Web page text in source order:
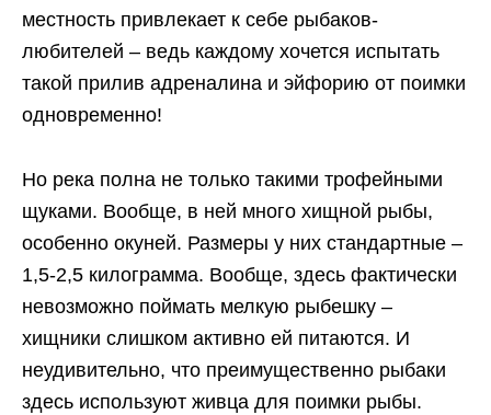
местность привлекает к себе рыбаков-
любителей – ведь каждому хочется испытать
такой прилив адреналина и эйфорию от поимки
одновременно!
Но река полна не только такими трофейными
щуками. Вообще, в ней много хищной рыбы,
особенно окуней. Размеры у них стандартные –
1,5-2,5 килограмма. Вообще, здесь фактически
невозможно поймать мелкую рыбешку –
хищники слишком активно ей питаются. И
неудивительно, что преимущественно рыбаки
здесь используют живца для поимки рыбы.